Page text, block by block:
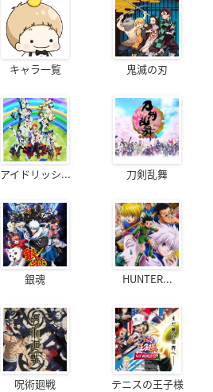
キャラ一覧 鬼滅の刃
アイドリッシ... 刀剣乱舞
銀魂 HUNTER...
呪術廻戦 テニスの王子様